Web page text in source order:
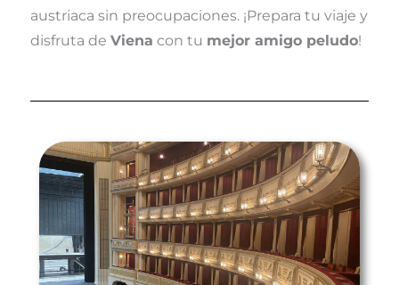
austriaca sin preocupaciones. ¡Prepara tu viaje y
disfruta de Viena con tu mejor amigo peludo!